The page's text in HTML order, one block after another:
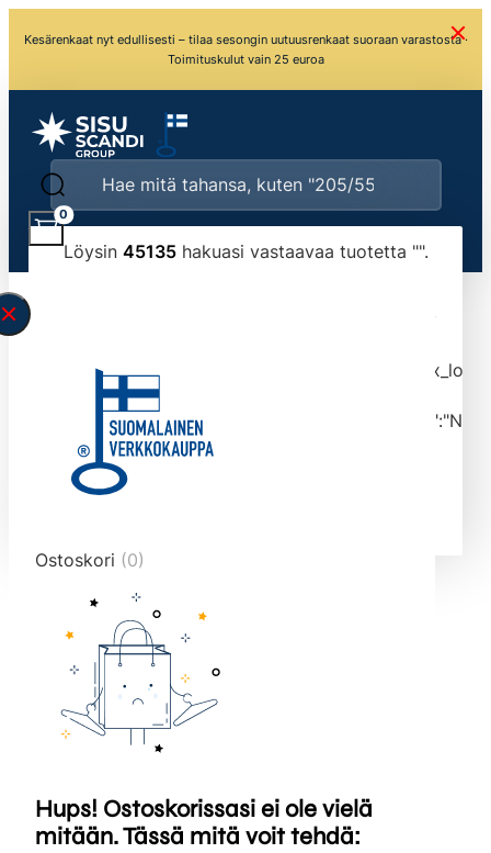
Kesärenkaat nyt edullisesti – tilaa sesongin uutuusrenkaat suoraan varastosta ·
Toimituskulut vain 25 euroa
Löysin 45135hakuasi vastaavaa tuotetta "".
typed the search query correctly.<br>Currently
tmlmvi","meta_query":
data-original-query-vars="[]" data-page="1"
data-max-pages="4514" data-start="1" data-
end="10">
0
Ostoskori (0)
Hups! Ostoskorissasi ei ole vielä
mitään. Tässä mitä voit tehdä: